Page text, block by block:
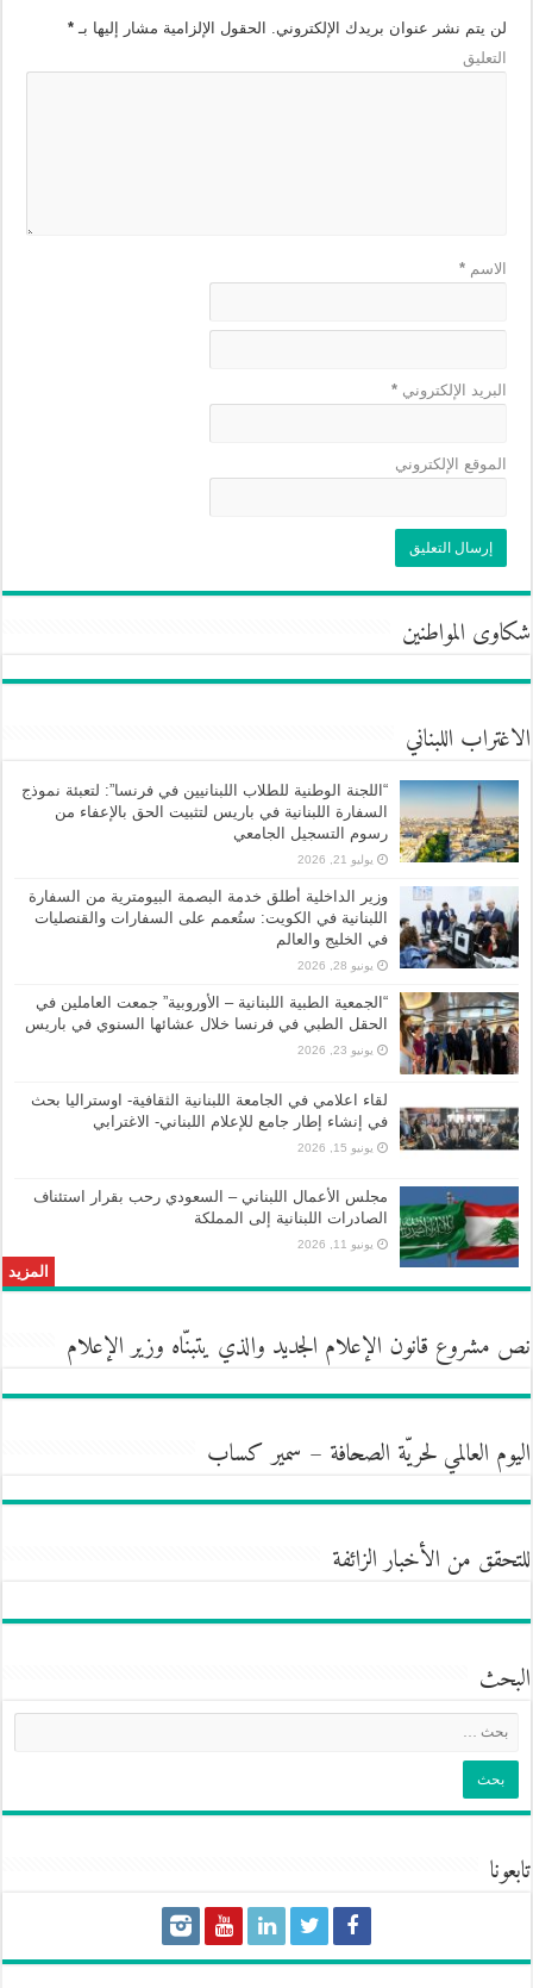
لن يتم نشر عنوان بريدك الإلكتروني. الحقول الإلزامية مشار إليها بـ*
التعليق
الاسم*
البريد الإلكتروني*
الموقع الإلكتروني
شكاوى المواطنين
الاغتراب اللبناني
المزيد
“اللجنة الوطنية للطلاب اللبنانيين في فرنسا”: لتعبئة نموذج
السفارة اللبنانية في باريس لتثبيت الحق بالإعفاء من
رسوم التسجيل الجامعي
يوليو 21, 2026
وزير الداخلية أطلق خدمة البصمة البيومترية من السفارة
اللبنانية في الكويت: ستُعمم على السفارات والقنصليات
في الخليج والعالم
يونيو 28, 2026
“الجمعية الطبية اللبنانية – الأوروبية” جمعت العاملين في
الحقل الطبي في فرنسا خلال عشائها السنوي في باريس
يونيو 23, 2026
لقاء اعلامي في الجامعة اللبنانية الثقافية- اوستراليا بحث
في إنشاء إطار جامع للإعلام اللبناني- الاغترابي
يونيو 15, 2026
مجلس الأعمال اللبناني – السعودي رحب بقرار استئناف
الصادرات اللبنانية إلى المملكة
يونيو 11, 2026
نص مشروع قانون الإعلام الجديد والذي يتبنّاه وزير الإعلام
اليوم العالمي لحريّة الصحافة – سمير كساب
للتحقق من الأخبار الزائفة
البحث
تابعونا